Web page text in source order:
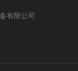
有限公司